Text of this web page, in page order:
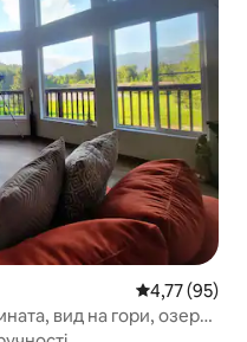
Середня
4,77 (95)
вид на гори, озеро/